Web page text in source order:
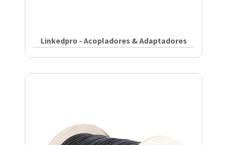
Linkedpro - Acopladores & Adaptadores